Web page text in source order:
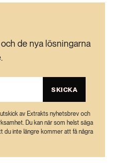
de nya lösningarna
SKICKA
av Extrakts nyhetsbrev och
Du kan när som helst säga
du inte längre kommer att få några